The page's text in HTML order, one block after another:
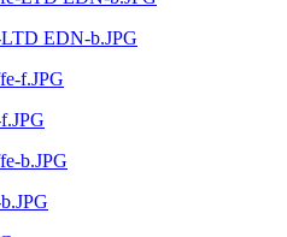
EDN-b.JPG